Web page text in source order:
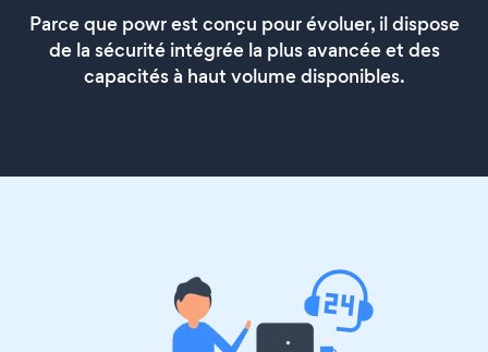
Parce que powr est conçu pour évoluer, il dispose
de la sécurité intégrée la plus avancée et des
capacités à haut volume disponibles.